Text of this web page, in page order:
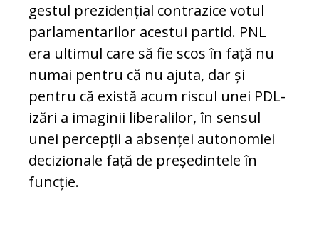
gestul prezidențial con­tra­zice votul
par­la­mentarilor acestui partid. PNL
era ul­ti­mul care să fie scos în față nu
nu­mai pen­tru că nu ajuta, dar și
pentru că există acum riscul unei PDL-
izări a ima­ginii liberalilor, în sensul
unei percepții a ab­sen­ței auto­no­miei
decizionale față de pre­ședintele în
func­ție.